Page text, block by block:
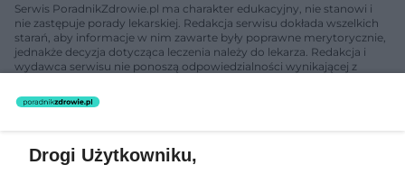
Serwis PoradnikZdrowie.pl ma charakter edukacyjny, nie stanowi i
nie zastępuje porady lekarskiej. Redakcja serwisu dokłada wszelkich
starań, aby informacje w nim zawarte były poprawne merytorycznie,
jednakże decyzja dotycząca leczenia należy do lekarza. Redakcja i
wydawca serwisu nie ponoszą odpowiedzialności wynikającej z
nie prowadzi działalności leczniczej polegającej na udzielaniu
świadczeń zdrowotnych w rozumieniu art. 3 ust 1 ustawy o
Drogi Użytkowniku,